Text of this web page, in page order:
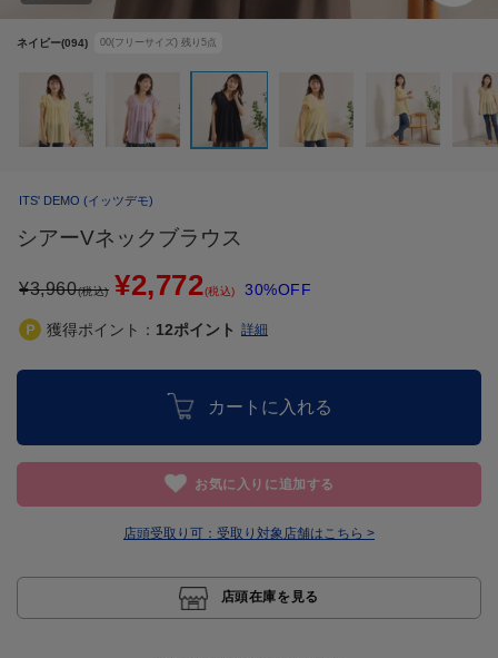
ネイビー(094) 00(フリーサイズ) 残り 5点
ITS' DEMO (イッツデモ)
シアーVネックブラウス
¥3,960(税込) ¥2,772(税込) 30%OFF
獲得ポイント： 12ポイント 詳細
カートに入れる
お気に入りに追加する
店頭受取り可： 受取り対象店舗はこちら >
店頭在庫を見る